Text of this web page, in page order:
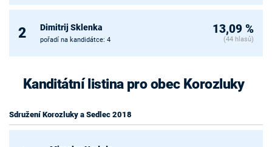
2 Dimitrij Sklenka
pořadí na kandidátce: 4
13,09 %
(44 hlasů)
Kanditátní listina pro obec Korozluky
Sdružení Korozluky a Sedlec 2018